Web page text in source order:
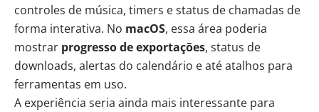
controles de música, timers e status de chamadas de
forma interativa. No macOS, essa área poderia
mostrar progresso de exportações, status de
downloads, alertas do calendário e até atalhos para
ferramentas em uso.
A experiência seria ainda mais interessante para